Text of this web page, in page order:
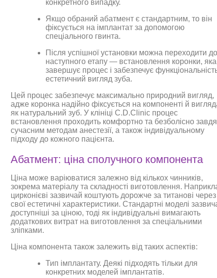
конкретного випадку.
Якщо обраний абатмент є стандартним, то він
фіксується на імплантат за допомогою
спеціального гвинта.
Після успішної установки можна переходити
наступного етапу — встановлення коронки, яка
завершує процес і забезпечує
естетичний вигляд зуба.
Цей процес забезпечує максимально природний вигляд,
адже коронка надійно фіксується на компоненті й
як натуральний зуб. У клініці C.D.Clinic процес
встановлення проходить комфортно та безболісно
сучасним методам анестезії, а також індивідуальному
підходу до кожного пацієнта.
Абатмент: ціна сполучного компонента
Ціна може варіюватися залежно від кількох чинників,
зокрема матеріалу та складності виготовлення.
цирконієві зазвичай коштують дорожче за титанові через
свої естетичні характеристики. Стандартні моделі
доступніші за ціною, тоді як індивідуальні вимагають
додаткових витрат на виготовлення за спеціальними
зліпками.
Ціна компонента також залежить від таких аспектів:
Тип імплантату. Деякі підходять тільки для
конкретних моделей імплантатів.